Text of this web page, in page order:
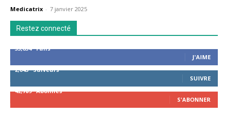
Medicatrix - 7 janvier 2025
Restez connecté
53,654
Fans
J'AIME
2,043 Suiveurs
SUIVRE
42,789 Abonnés
S'ABONNER